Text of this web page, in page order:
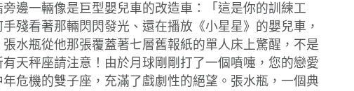
邊一輛像是巨型嬰兒車的改造車：「這是你的訓練工
殘看著那輛閃閃發光、還在播放《小星星》的嬰兒車，
水瓶從他那張覆蓋著七層舊報紙的單人床上驚醒，不是
天秤座請注意！由於月球剛剛打了一個噴嚏，您的戀愛
危機的雙子座，充滿了戲劇性的絕望。張水瓶，一個典